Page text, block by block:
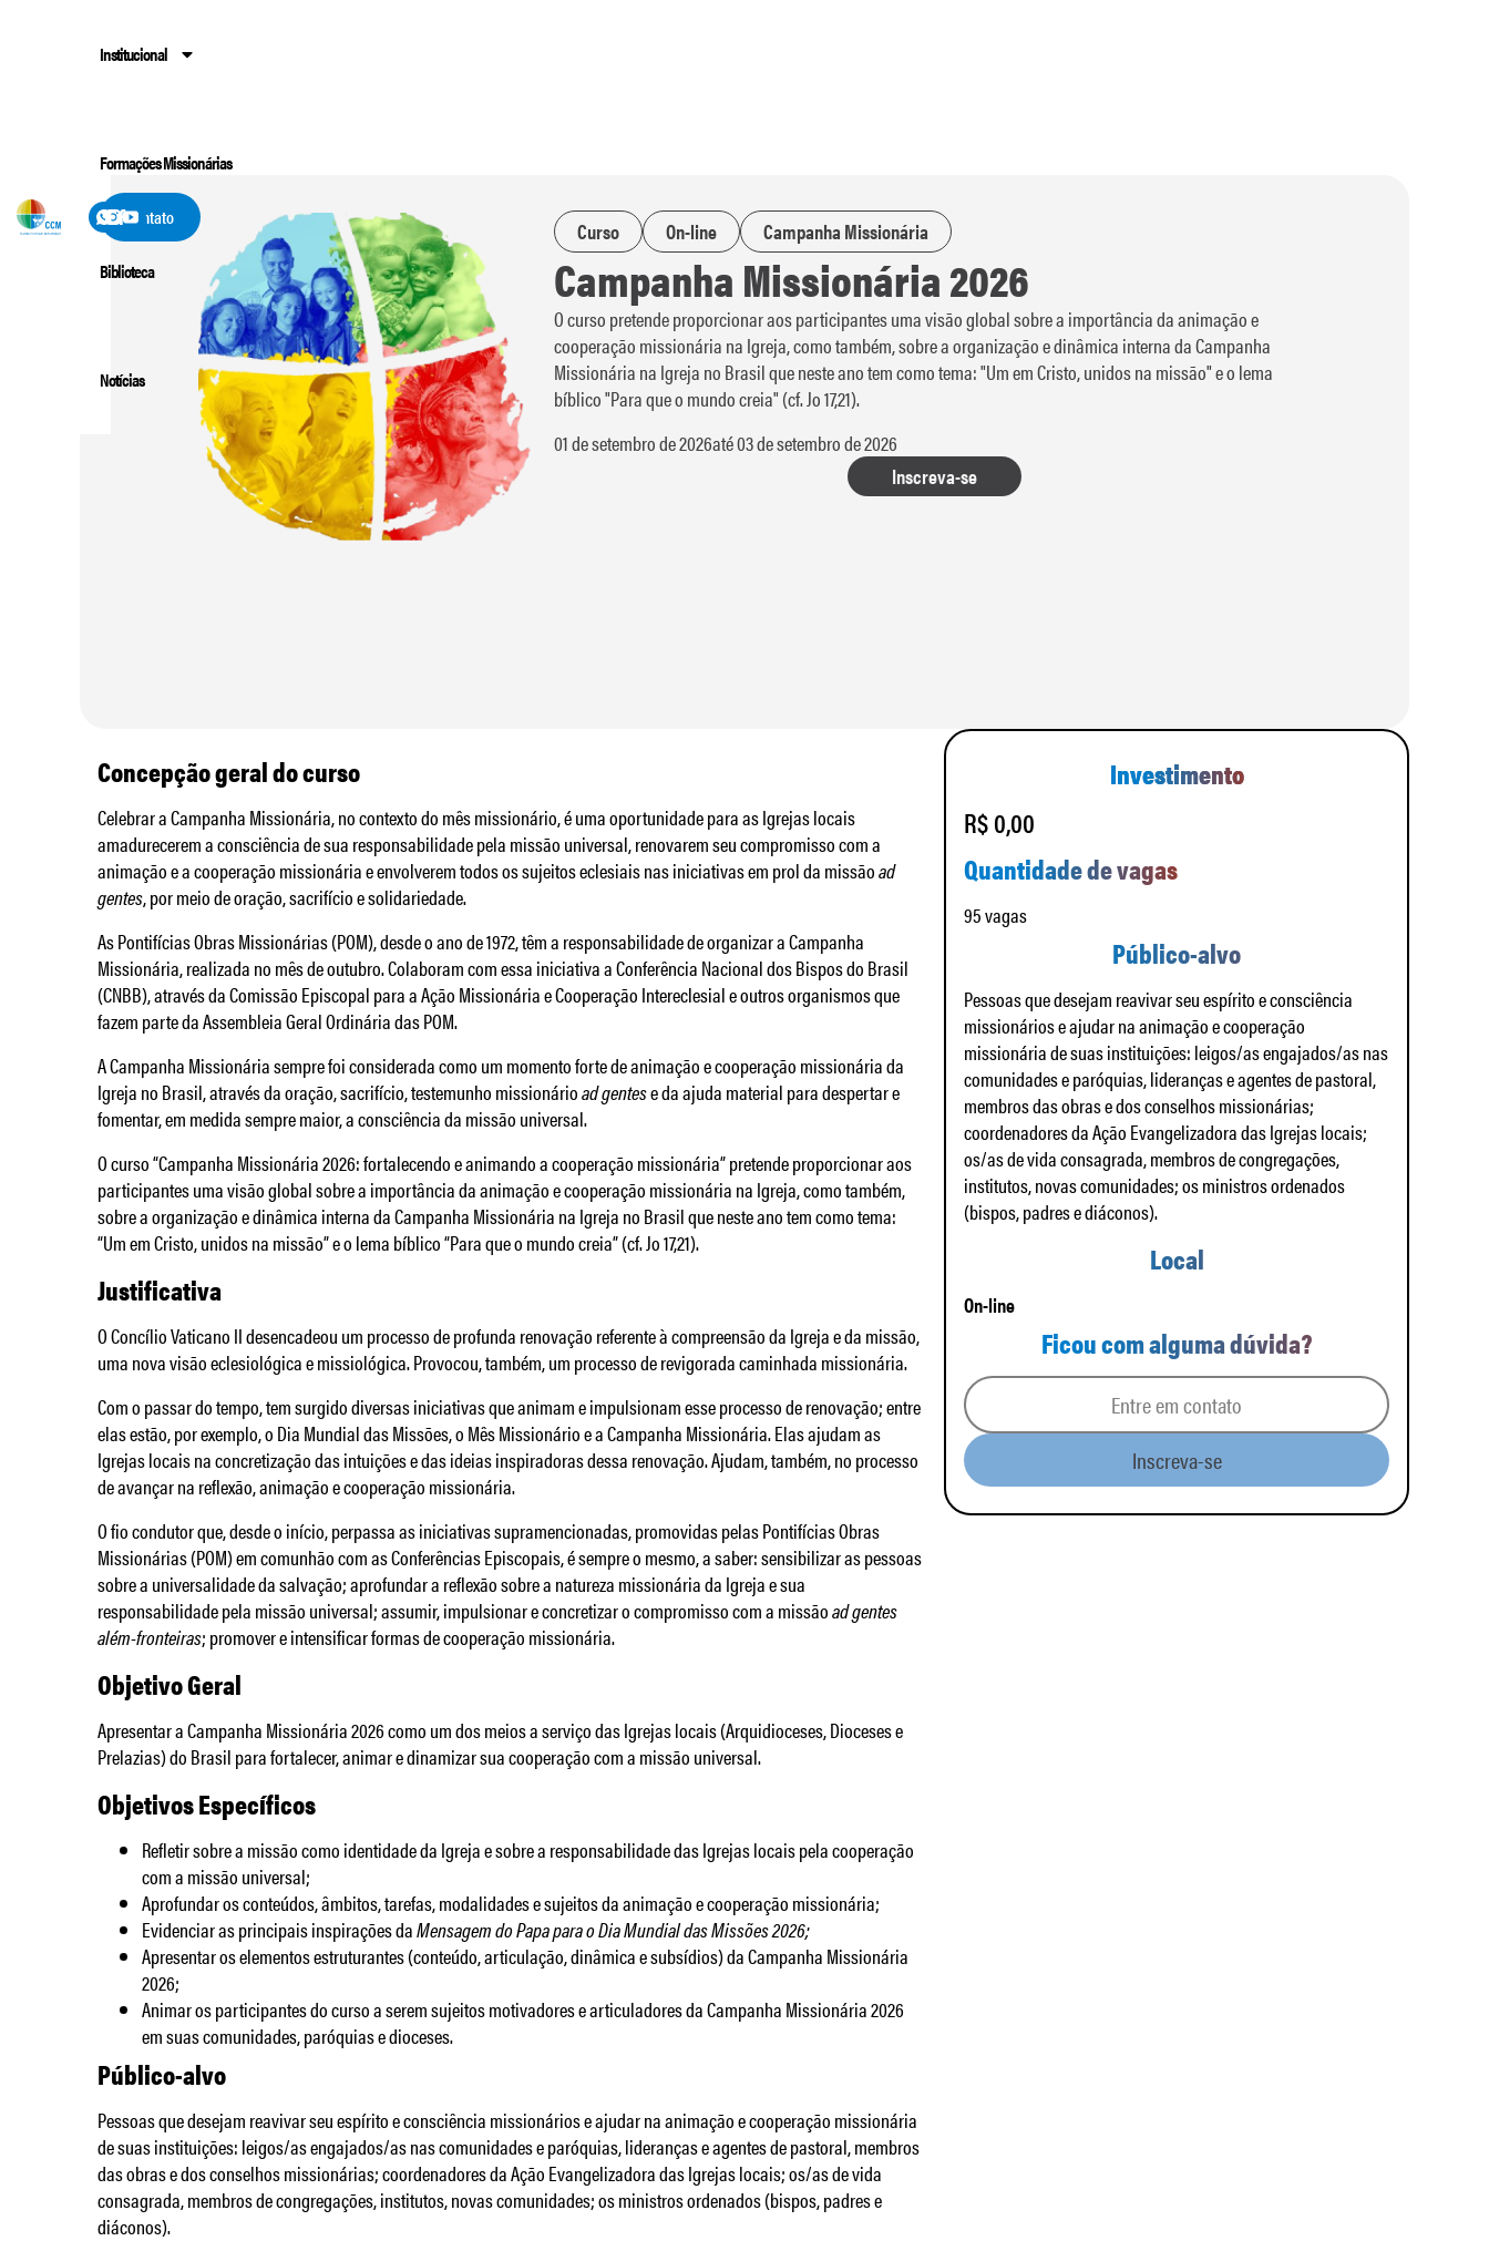
Institucional
Formações Missionárias
Biblioteca
Notícias
Contato
Curso On-line Campanha Missionária
Campanha Missionária 2026
O curso pretende proporcionar aos participantes uma visão global sobre a importância da animação e
cooperação missionária na Igreja, como também, sobre a organização e dinâmica interna da Campanha
Missionária na Igreja no Brasil que neste ano tem como tema: "Um em Cristo, unidos na missão" e o lema
bíblico "Para que o mundo creia" (cf. Jo 17,21).
01 de setembro de 2026até 03 de setembro de 2026
Inscreva-se
Concepção geral do curso
Celebrar a Campanha Missionária, no contexto do mês missionário, é uma oportunidade para as Igrejas locais
amadurecerem a consciência de sua responsabilidade pela missão universal, renovarem seu compromisso com a
animação e a cooperação missionária e envolverem todos os sujeitos eclesiais nas iniciativas em prol da missãoad
gentes, por meio de oração, sacrifício e solidariedade.
As Pontifícias Obras Missionárias (POM), desde o ano de 1972, têm a responsabilidade de organizar a Campanha
Missionária, realizada no mês de outubro. Colaboram com essa iniciativa a Conferência Nacional dos Bispos do Brasil
(CNBB), através da Comissão Episcopal para a Ação Missionária e Cooperação Intereclesial e outros organismos que
fazem parte da Assembleia Geral Ordinária das POM.
A Campanha Missionária sempre foi considerada como um momento forte de animação e cooperação missionária da
Igreja no Brasil, através da oração, sacrifício, testemunho missionárioad gentese da ajuda material para despertar e
fomentar, em medida sempre maior, a consciência da missão universal.
O curso “Campanha Missionária 2026: fortalecendo e animando a cooperação missionária” pretende proporcionar aos
participantes uma visão global sobre a importância da animação e cooperação missionária na Igreja, como também,
sobre a organização e dinâmica interna da Campanha Missionária na Igreja no Brasil que neste ano tem como tema:
“Um em Cristo, unidos na missão” e o lema bíblico “Para que o mundo creia” (cf. Jo 17,21).
Justificativa
O Concílio Vaticano II desencadeou um processo de profunda renovação referente à compreensão da Igreja e da missão,
uma nova visão eclesiológica e missiológica. Provocou, também, um processo de revigorada caminhada missionária.
Com o passar do tempo, tem surgido diversas iniciativas que animam e impulsionam esse processo de renovação; entre
elas estão, por exemplo, o Dia Mundial das Missões, o Mês Missionário e a Campanha Missionária. Elas ajudam as
Igrejas locais na concretização das intuições e das ideias inspiradoras dessa renovação. Ajudam, também, no processo
de avançar na reflexão, animação e cooperação missionária.
O fio condutor que, desde o início, perpassa as iniciativas supramencionadas, promovidas pelas Pontifícias Obras
Missionárias (POM) em comunhão com as Conferências Episcopais, é sempre o mesmo, a saber: sensibilizar as pessoas
sobre a universalidade da salvação; aprofundar a reflexão sobre a natureza missionária da Igreja e sua
responsabilidade pela missão universal; assumir, impulsionar e concretizar o compromisso com a missãoad gentes
além-fronteiras; promover e intensificar formas de cooperação missionária.
Objetivo Geral
Apresentar a Campanha Missionária 2026 como um dos meios a serviço das Igrejas locais (Arquidioceses, Dioceses e
Prelazias) do Brasil para fortalecer, animar e dinamizar sua cooperação com a missão universal.
Objetivos Específicos
Refletir sobre a missão como identidade da Igreja e sobre a responsabilidade das Igrejas locais pela cooperação
com a missão universal;
Aprofundar os conteúdos, âmbitos, tarefas, modalidades e sujeitos da animação e cooperação missionária;
Evidenciar as principais inspirações daMensagem do Papa para o Dia Mundial das Missões 2026;
Apresentar os elementos estruturantes (conteúdo, articulação, dinâmica e subsídios) da Campanha Missionária
2026;
Animar os participantes do curso a serem sujeitos motivadores e articuladores da Campanha Missionária 2026
em suas comunidades, paróquias e dioceses.
Público-alvo
Pessoas que desejam reavivar seu espírito e consciência missionários e ajudar na animação e cooperação missionária
de suas instituições: leigos/as engajados/as nas comunidades e paróquias, lideranças e agentes de pastoral, membros
das obras e dos conselhos missionárias; coordenadores da Ação Evangelizadora das Igrejas locais; os/as de vida
consagrada, membros de congregações, institutos, novas comunidades; os ministros ordenados (bispos, padres e
diáconos).
Investimento
R$ 0,00
Quantidade de vagas
95 vagas
Público-alvo
Pessoas que desejam reavivar seu espírito e consciência
missionários e ajudar na animação e cooperação
missionária de suas instituições: leigos/as engajados/as nas
comunidades e paróquias, lideranças e agentes de pastoral,
membros das obras e dos conselhos missionárias;
coordenadores da Ação Evangelizadora das Igrejas locais;
os/as de vida consagrada, membros de congregações,
institutos, novas comunidades; os ministros ordenados
(bispos, padres e diáconos).
Local
On-line
Ficou com alguma dúvida?
Entre em contato
Inscreva-se